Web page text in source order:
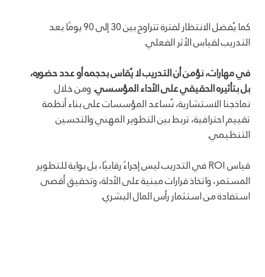
كما يُفضل الانتظار لفترة تتراوح بين 30 إلى 90 يومًا بعد
التدريب لقياس الأثر الفعلي.
في مهارات، نؤمن أن التدريب لا يُقاس بحجمه أو عدد حضوره،
بل بتأثيره الحقيقي على الأداء المؤسسي.ومن خلال
نماذجنا الاستشارية، نُساعد المؤسسات على بناء أنظمة
تقييم احترافية، تربط بين التطوير المهني والتحسين
التنظيمي.
قياس ROI في التدريب ليس إجراءً رقابيًا، بل بوابة للتطوير
المستمر، واتخاذ قرارات مبنية على الأدلة، وتحقيق أقصى
استفادة من استثمار رأس المال البشري.